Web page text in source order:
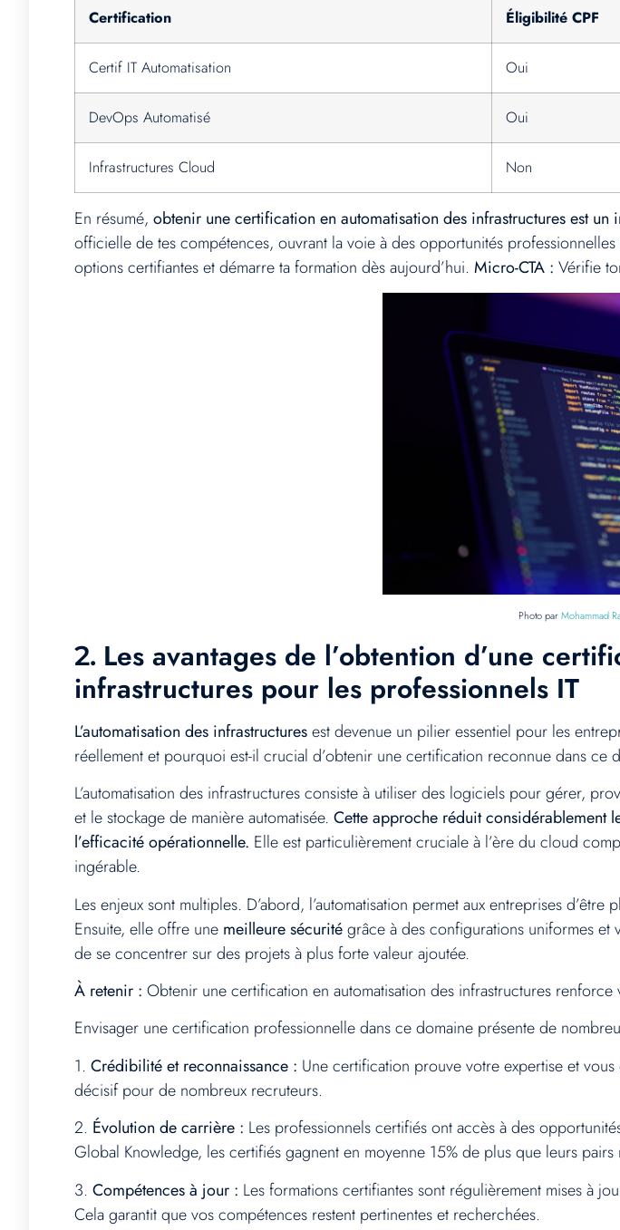
Certification Éligibilité CPF
Certif IT Automatisation Oui
DevOps Automatisé Oui
Infrastructures Cloud Non
En résumé, obtenir une certification en automatisation des infrastructures est
officielle de tes compétences, ouvrant la voie à des opportunités
options certifiantes et démarre ta formation dès aujourd’hui. Micro-CTA : Vérifie
Photo parMohammad
2. Les avantages de l’obtention d’une
infrastructures pour les professionnels IT
L’automatisation des infrastructuresest devenue un pilier essentiel pour les
réellement et pourquoi est-il crucial d’obtenir une certification reconnue dans ce
L’automatisation des infrastructures consiste à utiliser des logiciels pour gérer,
et le stockage de manière automatisée. Cette approche réduit considérablement
l’efficacité opérationnelle. Elle est particulièrement cruciale à l’ère du cloud
ingérable.
Les enjeux sont multiples. D’abord, l’automatisation permet aux entreprises
Ensuite, elle offre une meilleure sécuritégrâce à des configurations uniformes et
de se concentrer sur des projets à plus forte valeur ajoutée.
À retenir : Obtenir une certification en automatisation des infrastructures
Envisager une certification professionnelle dans ce domaine présente de
1. Crédibilité et reconnaissance : Une certification prouve votre expertise et
décisif pour de nombreux recruteurs.
2. Évolution de carrière : Les professionnels certifiés ont accès à des
Global Knowledge, les certifiés gagnent en moyenne 15% de plus que leurs
3. Compétences à jour : Les formations certifiantes sont régulièrement mises à
Cela garantit que vos compétences restent pertinentes et recherchées.